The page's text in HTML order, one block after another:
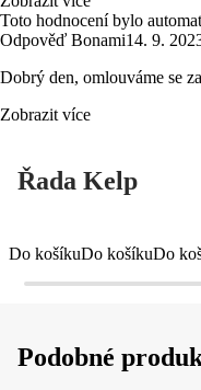
Toto hodnocení bylo
Odpověď Bonami14. 9.
Dobrý den, omlouváme se
Zobrazit více
Řada Kelp
Do košíkuDo košíkuDo
Podobné